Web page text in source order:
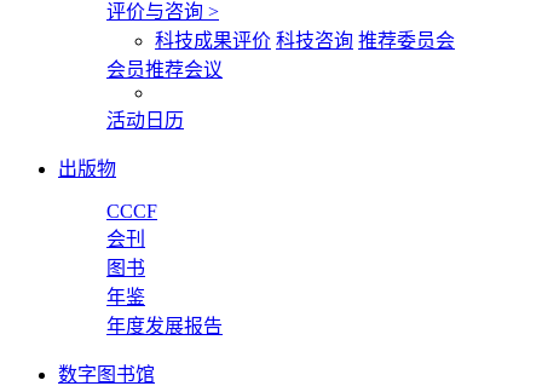
评价与咨询 >
科技成果评价 科技咨询 推荐委员会
会员推荐会议
活动日历
出版物
CCCF
会刊
图书
年鉴
年度发展报告
数字图书馆